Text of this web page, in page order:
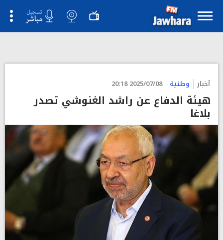
أخبار وطنية 2025/07/08 20:18
هيئة الدفاع عن راشد الغنوشي تصدر
بلاغا